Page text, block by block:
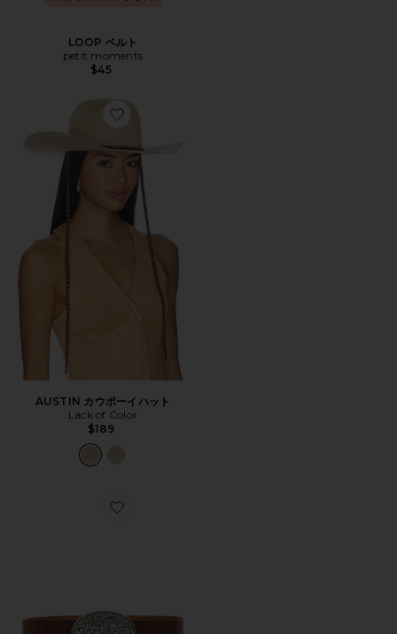
LOOP ベルト
petit moments
$45
Favorite AUSTIN カウボーイハット
AUSTIN カウボーイハット
Lack of Color
$189
Favorite BRAXTON ベルト